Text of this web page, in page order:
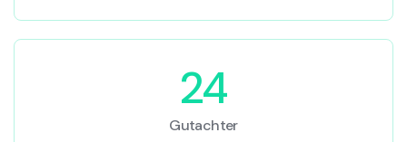
24
Gutachter